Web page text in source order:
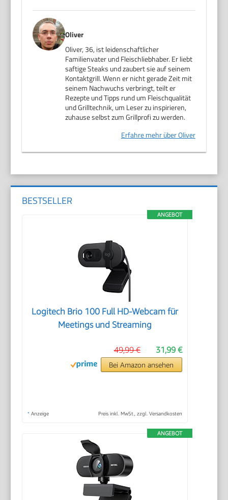
Oliver
Oliver, 36, ist leidenschaftlicher
Familienvater und Fleischliebhaber. Er liebt
saftige Steaks und zaubert sie auf seinem
Kontaktgrill. Wenn er nicht gerade Zeit mit
seinem Nachwuchs verbringt, teilt er
Rezepte und Tipps rund um Fleischqualität
und Grilltechnik, um Leser zu inspirieren,
zuhause selbst zum Grillprofi zu werden.
Erfahre mehr über Oliver
BESTSELLER
ANGEBOT
Logitech Brio 100 Full HD-Webcam für
Meetings und Streaming
31,99 €
49,99 €
Bei Amazon ansehen
* Anzeige Preis inkl. MwSt., zzgl. Versandkosten
ANGEBOT